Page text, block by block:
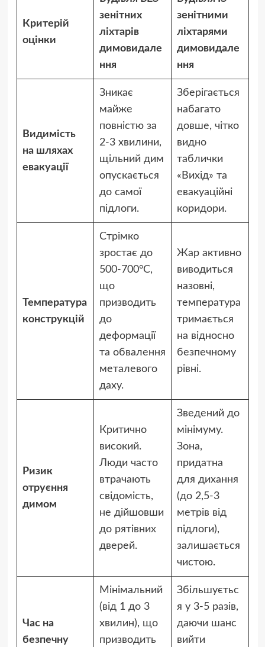
Критерій
оцінки
зенітних
ліхтарів
димовидале
ння
зенітними
ліхтарями
димовидале
ння
Видимість
на шляхах
евакуації
Зникає
майже
повністю за
2-3 хвилини,
щільний дим
опускається
до самої
підлоги.
Зберігається
набагато
довше, чітко
видно
таблички
«Вихід» та
евакуаційні
коридори.
Температура
конструкцій
Стрімко
зростає до
500-700°C,
що
призводить
до
деформації
та обвалення
металевого
даху.
Жар активно
виводиться
назовні,
температура
тримається
на відносно
безпечному
рівні.
Ризик
отруєння
димом
Критично
високий.
Люди часто
втрачають
свідомість,
не дійшовши
до рятівних
дверей.
Зведений до
мінімуму.
Зона,
придатна
для дихання
(до 2,5-3
метрів від
підлоги),
залишається
чистою.
Час на
безпечну
Мінімальний
(від 1 до 3
хвилин), що
призводить
Збільшуєтьс
я у 3-5 разів,
даючи шанс
вийти